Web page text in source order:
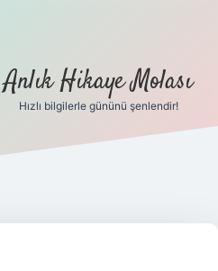
Anlık Hikaye Molası
Hızlı bilgilerle gününü şenlendir!